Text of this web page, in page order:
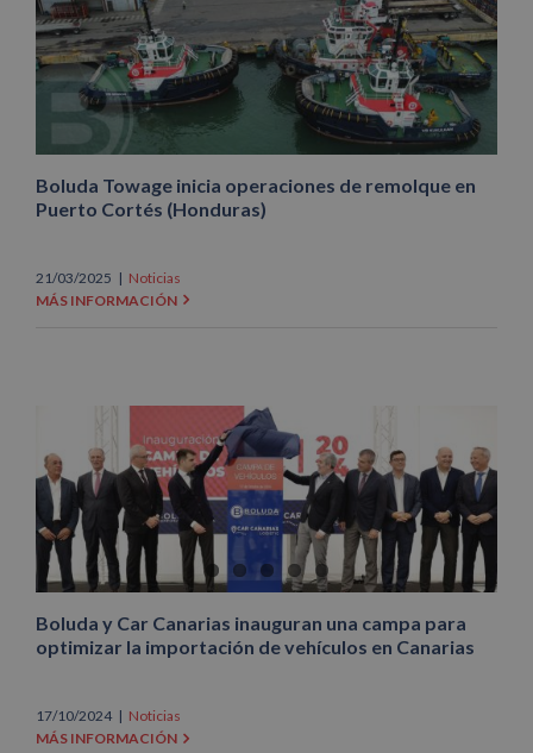
Boluda Towage inicia operaciones de remolque en
Puerto Cortés (Honduras)
21/03/2025 | Noticias
MÁS INFORMACIÓN
Boluda y Car Canarias inauguran una campa para
optimizar la importación de vehículos en Canarias
17/10/2024 | Noticias
MÁS INFORMACIÓN